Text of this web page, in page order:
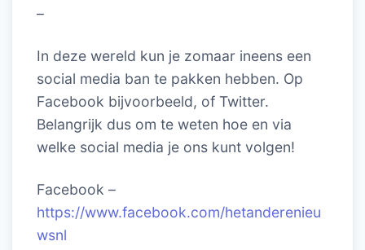
–
In deze wereld kun je zomaar ineens een
social media ban te pakken hebben. Op
Facebook bijvoorbeeld, of Twitter.
Belangrijk dus om te weten hoe en via
welke social media je ons kunt volgen!
Facebook –
https://www.facebook.com/hetanderenieu
wsnl